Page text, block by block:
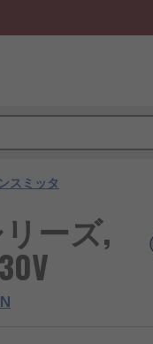
スミッタ
リーズ,